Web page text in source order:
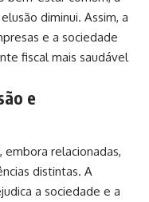
diminui. Assim, a
e a sociedade
fiscal mais saudável
e
embora relacionadas,
distintas. A
a sociedade e a